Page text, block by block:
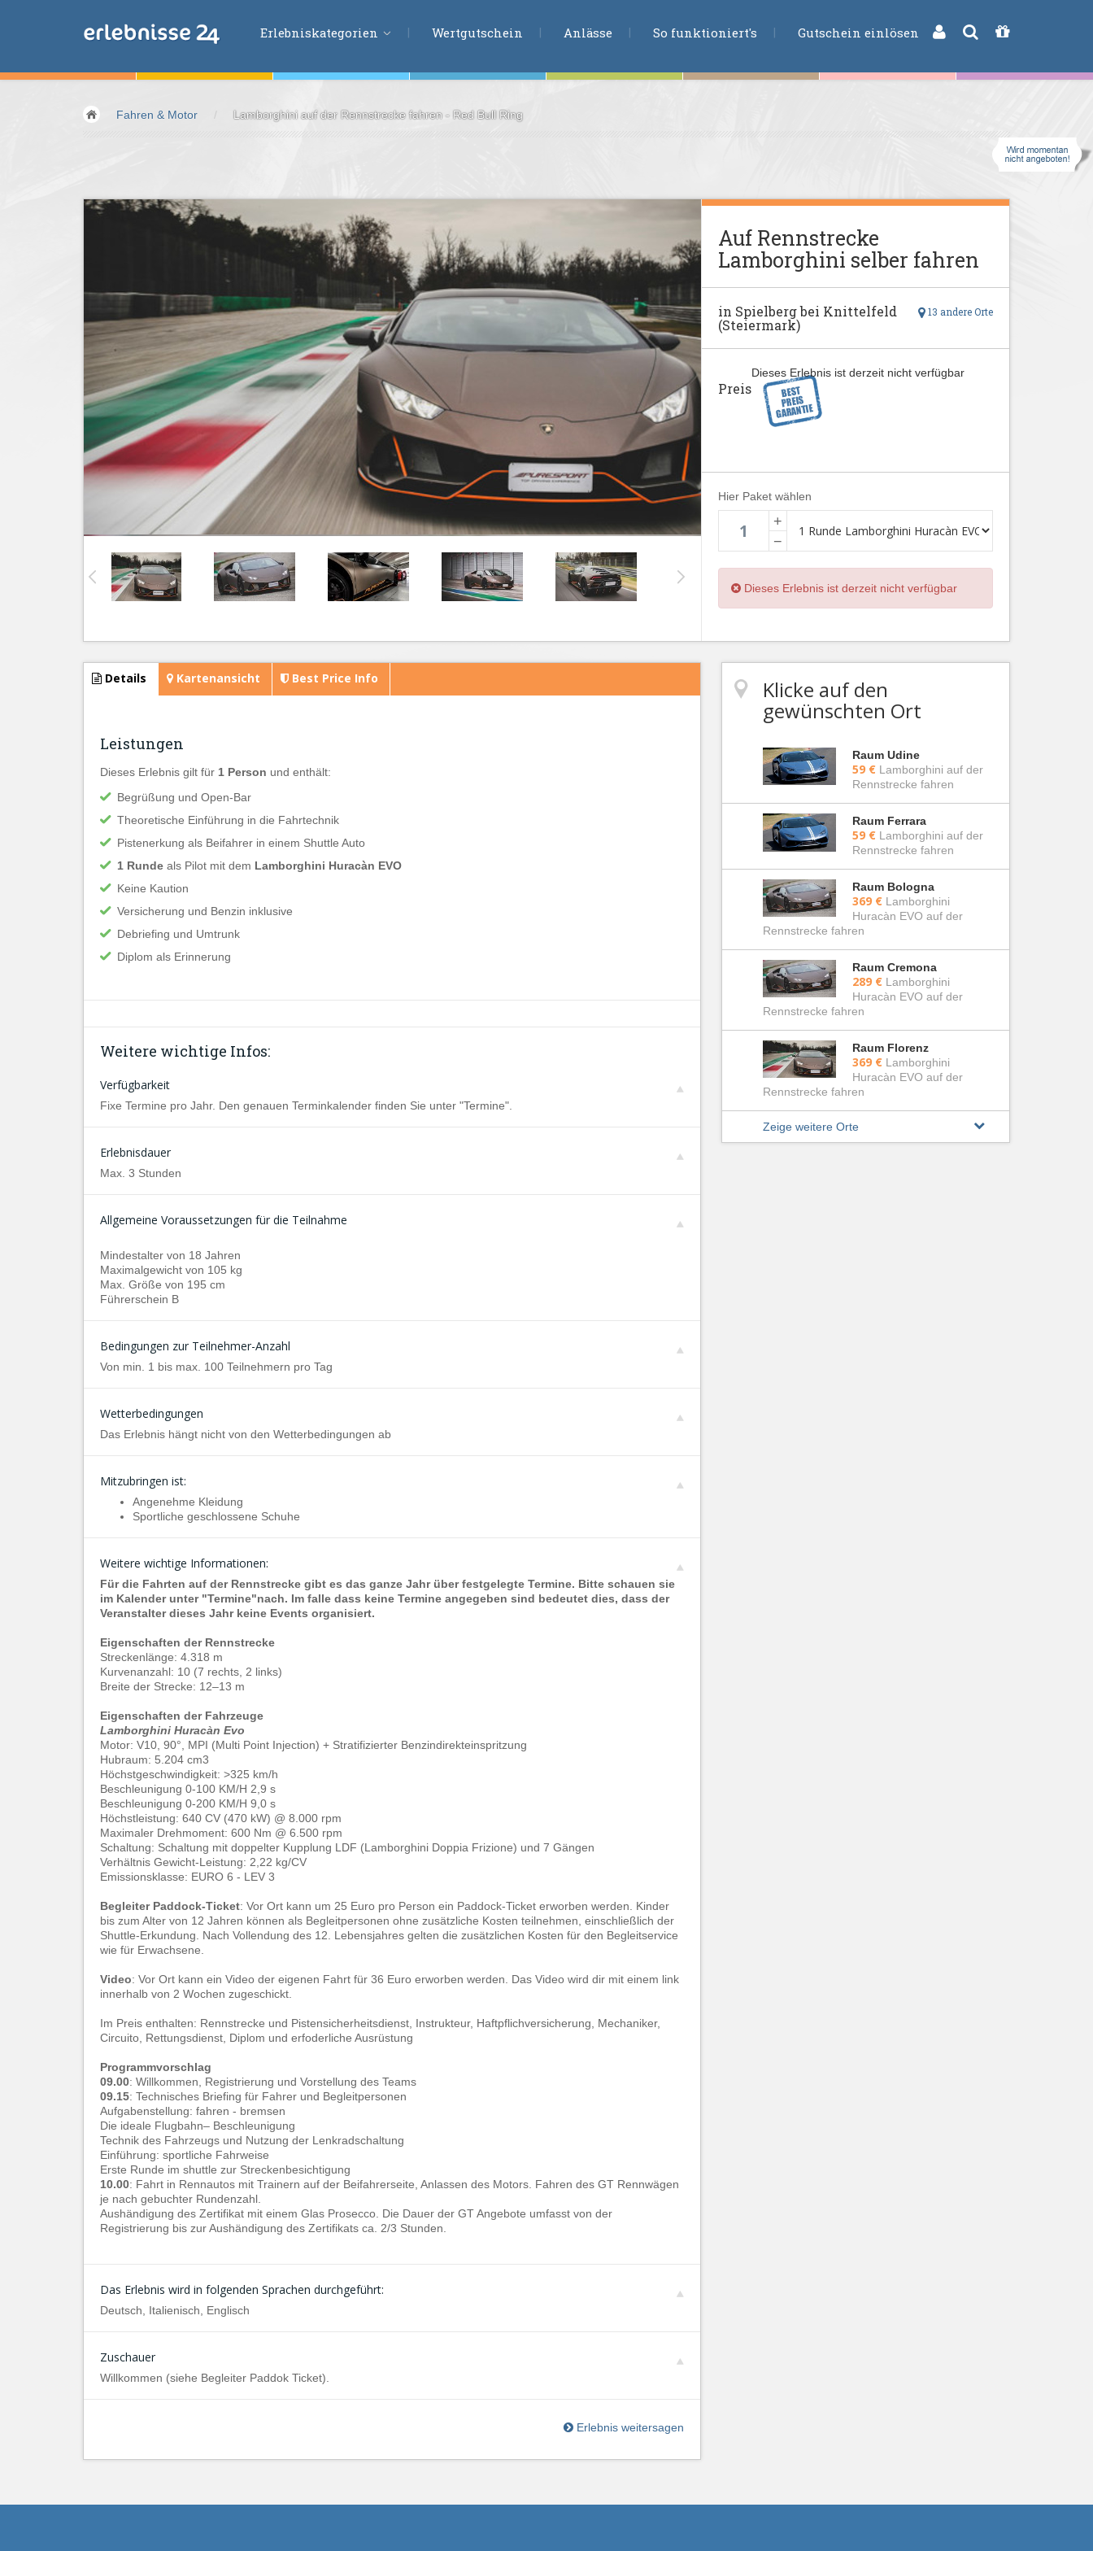
Erlebniskategorien
Fliegen &Gleiten
Sport &Fitness
Essen &
Trinken
Wellness &Gesundheit
Wasser & Wind
Lifestyle &
Phantasie
Family
Übernachtungen
Wertgutschein Anlässe So funktioniert's Gutschein einlösen
Fahren & Motor / Lamborghini auf der Rennstrecke fahren - Red Bull Ring
Auf Rennstrecke
Lamborghini selber fahren
13 andere Orte
in Spielberg bei Knittelfeld
(Steiermark)
Dieses Erlebnis ist derzeit nicht verfügbar
Preis
Hier Paket wählen
+
−
Dieses Erlebnis ist derzeit nicht verfügbar
Details Kartenansicht Best Price Info
Leistungen
Dieses Erlebnis gilt für 1 Person und enthält:
Begrüßung und Open-Bar
Theoretische Einführung in die Fahrtechnik
Pistenerkung als Beifahrer in einem Shuttle Auto
1 Runde als Pilot mit dem Lamborghini Huracàn EVO
Keine Kaution
Versicherung und Benzin inklusive
Debriefing und Umtrunk
Diplom als Erinnerung
Weitere wichtige Infos:
Verfügbarkeit
Fixe Termine pro Jahr. Den genauen Terminkalender finden Sie unter "Termine".
Erlebnisdauer
Max. 3 Stunden
Allgemeine Voraussetzungen für die Teilnahme
Mindestalter von 18 Jahren
Maximalgewicht von 105 kg
Max. Größe von 195 cm
Führerschein B
Bedingungen zur Teilnehmer-Anzahl
Von min. 1 bis max. 100 Teilnehmern pro Tag
Wetterbedingungen
Das Erlebnis hängt nicht von den Wetterbedingungen ab
Mitzubringen ist:
Angenehme Kleidung
Sportliche geschlossene Schuhe
Weitere wichtige Informationen:
Für die Fahrten auf der Rennstrecke gibt es das ganze Jahr über festgelegte Termine. Bitte schauen sie
im Kalender unter "Termine"nach. Im falle dass keine Termine angegeben sind bedeutet dies, dass der
Veranstalter dieses Jahr keine Events organisiert.
Eigenschaften der Rennstrecke
Streckenlänge: 4.318 m
Kurvenanzahl: 10 (7 rechts, 2 links)
Breite der Strecke: 12–13 m
Eigenschaften der Fahrzeuge
Lamborghini Huracàn Evo
Motor: V10, 90°, MPI (Multi Point Injection) + Stratifizierter Benzindirekteinspritzung
Hubraum: 5.204 cm3
Höchstgeschwindigkeit: >325 km/h
Beschleunigung 0-100 KM/H 2,9 s
Beschleunigung 0-200 KM/H 9,0 s
Höchstleistung: 640 CV (470 kW) @ 8.000 rpm
Maximaler Drehmoment: 600 Nm @ 6.500 rpm
Schaltung: Schaltung mit doppelter Kupplung LDF (Lamborghini Doppia Frizione) und 7 Gängen
Verhältnis Gewicht-Leistung: 2,22 kg/CV
Emissionsklasse: EURO 6 - LEV 3
Begleiter Paddock-Ticket: Vor Ort kann um 25 Euro pro Person ein Paddock-Ticket erworben werden. Kinder
bis zum Alter von 12 Jahren können als Begleitpersonen ohne zusätzliche Kosten teilnehmen, einschließlich der
Shuttle-Erkundung. Nach Vollendung des 12. Lebensjahres gelten die zusätzlichen Kosten für den Begleitservice
wie für Erwachsene.
Video: Vor Ort kann ein Video der eigenen Fahrt für 36 Euro erworben werden. Das Video wird dir mit einem link
innerhalb von 2 Wochen zugeschickt.
Im Preis enthalten: Rennstrecke und Pistensicherheitsdienst, Instrukteur, Haftpflichversicherung, Mechaniker,
Circuito, Rettungsdienst, Diplom und erfoderliche Ausrüstung
Programmvorschlag
09.00: Willkommen, Registrierung und Vorstellung des Teams
09.15: Technisches Briefing für Fahrer und Begleitpersonen
Aufgabenstellung: fahren - bremsen
Die ideale Flugbahn– Beschleunigung
Technik des Fahrzeugs und Nutzung der Lenkradschaltung
Einführung: sportliche Fahrweise
Erste Runde im shuttle zur Streckenbesichtigung
10.00: Fahrt in Rennautos mit Trainern auf der Beifahrerseite, Anlassen des Motors. Fahren des GT Rennwägen
je nach gebuchter Rundenzahl.
Aushändigung des Zertifikat mit einem Glas Prosecco. Die Dauer der GT Angebote umfasst von der
Registrierung bis zur Aushändigung des Zertifikats ca. 2/3 Stunden.
Das Erlebnis wird in folgenden Sprachen durchgeführt:
Deutsch, Italienisch, Englisch
Zuschauer
Willkommen (siehe Begleiter Paddok Ticket).
Erlebnis weitersagen
Klicke auf den
gewünschten Ort
Raum Udine
59 € Lamborghini auf der
Rennstrecke fahren
Raum Ferrara
59 € Lamborghini auf der
Rennstrecke fahren
Raum Bologna
369 € Lamborghini
Huracàn EVO auf der
Rennstrecke fahren
Raum Cremona
289 € Lamborghini
Huracàn EVO auf der
Rennstrecke fahren
Raum Florenz
369 € Lamborghini
Huracàn EVO auf der
Rennstrecke fahren
Zeige weitere Orte